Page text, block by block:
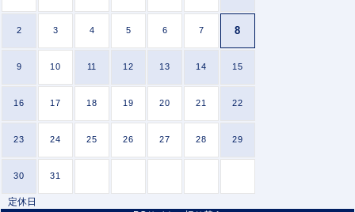
2 3 4 5 6 7 8
9 10 11 12 13 14 15
16 17 18 19 20 21 22
23 24 25 26 27 28 29
30 31
定休日